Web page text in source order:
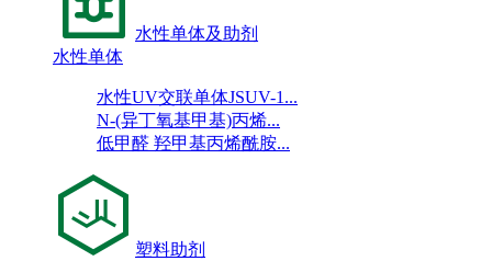
水性单体及助剂
水性单体
水性UV交联单体JSUV-1...
N-(异丁氧基甲基)丙烯...
低甲醛 羟甲基丙烯酰胺...
塑料助剂